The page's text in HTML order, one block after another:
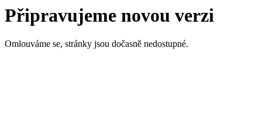
Připravujeme novou verzi
Omlouváme se, stránky jsou dočasně nedostupné.